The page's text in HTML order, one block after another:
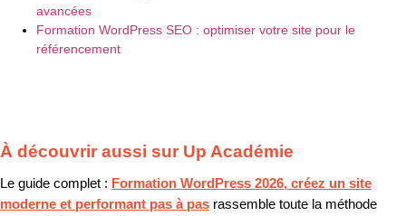
avancées
Formation WordPress SEO : optimiser votre site pour le
référencement
À découvrir aussi sur Up Académie
Le guide complet : Formation WordPress 2026, créez un site
moderne et performant pas à pas rassemble toute la méthode